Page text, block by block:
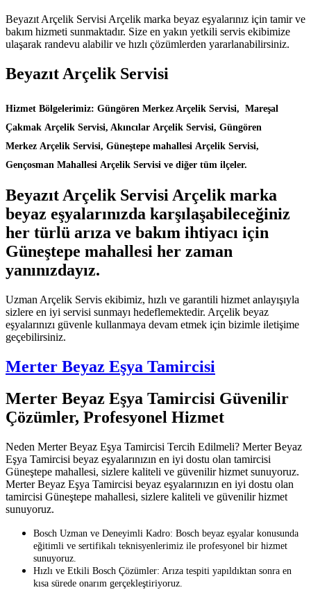
Beyazıt Arçelik Servisi Arçelik marka beyaz eşyalarınız için tamir ve
bakım hizmeti sunmaktadır. Size en yakın yetkili servis ekibimize
ulaşarak randevu alabilir ve hızlı çözümlerden yararlanabilirsiniz.
Beyazıt Arçelik Servisi
Hizmet Bölgelerimiz: Güngören Merkez Arçelik Servisi, Mareşal
Çakmak Arçelik Servisi, Akıncılar Arçelik Servisi, Güngören
Merkez Arçelik Servisi, Güneştepe mahallesi Arçelik Servisi,
Gençosman Mahallesi Arçelik Servisi ve diğer tüm ilçeler.
Beyazıt Arçelik Servisi Arçelik marka
beyaz eşyalarınızda karşılaşabileceğiniz
her türlü arıza ve bakım ihtiyacı için
Güneştepe mahallesi her zaman
yanınızdayız.
Uzman Arçelik Servis ekibimiz, hızlı ve garantili hizmet anlayışıyla
sizlere en iyi servisi sunmayı hedeflemektedir. Arçelik beyaz
eşyalarınızı güvenle kullanmaya devam etmek için bizimle iletişime
geçebilirsiniz.
Merter Beyaz Eşya Tamircisi
Merter Beyaz Eşya Tamircisi Güvenilir
Çözümler, Profesyonel Hizmet
Neden Merter Beyaz Eşya Tamircisi Tercih Edilmeli? Merter Beyaz
Eşya Tamircisi beyaz eşyalarınızın en iyi dostu olan tamircisi
Güneştepe mahallesi, sizlere kaliteli ve güvenilir hizmet sunuyoruz.
Merter Beyaz Eşya Tamircisi beyaz eşyalarınızın en iyi dostu olan
tamircisi Güneştepe mahallesi, sizlere kaliteli ve güvenilir hizmet
sunuyoruz.
Bosch Uzman ve Deneyimli Kadro: Bosch beyaz eşyalar konusunda
eğitimli ve sertifikalı teknisyenlerimiz ile profesyonel bir hizmet
sunuyoruz.
Hızlı ve Etkili Bosch Çözümler: Arıza tespiti yapıldıktan sonra en
kısa sürede onarım gerçekleştiriyoruz.